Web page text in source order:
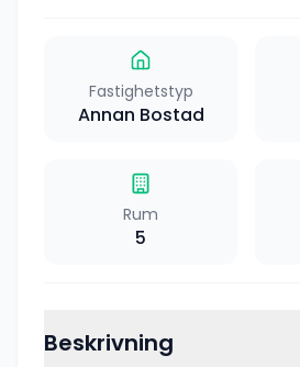
Fastighetstyp
Annan Bostad
Rum
5
Beskrivning